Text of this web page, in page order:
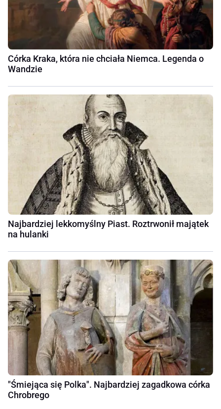
Córka Kraka, która nie chciała Niemca. Legenda o
Wandzie
Najbardziej lekkomyślny Piast. Roztrwonił majątek
na hulanki
"Śmiejąca się Polka". Najbardziej zagadkowa córka
Chrobrego